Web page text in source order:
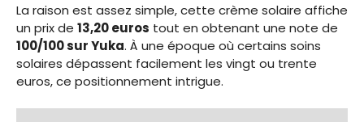
La raison est assez simple, cette crème solaire affiche
un prix de 13,20 euros tout en obtenant une note de
100/100 sur Yuka. À une époque où certains soins
solaires dépassent facilement les vingt ou trente
euros, ce positionnement intrigue.